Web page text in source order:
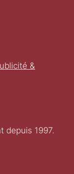
depuis 1997.
&